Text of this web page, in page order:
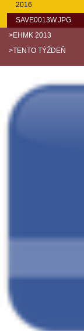
2016
SAVE0013W.JPG
>EHMK 2013
>TENTO TÝŽDEŇ